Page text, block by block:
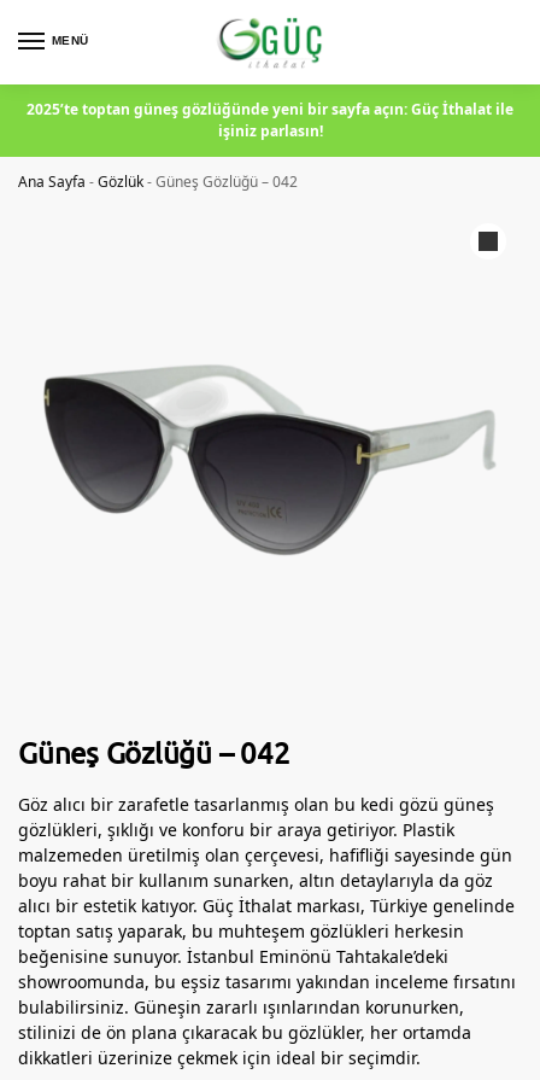
MENÜ
2025’te toptan güneş gözlüğünde yeni bir sayfa açın: Güç İthalat ile
işiniz parlasın!
Ana Sayfa -Gözlük-Güneş Gözlüğü – 042
Güneş Gözlüğü – 042
Göz alıcı bir zarafetle tasarlanmış olan bu kedi gözü güneş
gözlükleri, şıklığı ve konforu bir araya getiriyor. Plastik
malzemeden üretilmiş olan çerçevesi, hafifliği sayesinde gün
boyu rahat bir kullanım sunarken, altın detaylarıyla da göz
alıcı bir estetik katıyor. Güç İthalat markası, Türkiye genelinde
toptan satış yaparak, bu muhteşem gözlükleri herkesin
beğenisine sunuyor. İstanbul Eminönü Tahtakale’deki
showroomunda, bu eşsiz tasarımı yakından inceleme fırsatını
bulabilirsiniz. Güneşin zararlı ışınlarından korunurken,
stilinizi de ön plana çıkaracak bu gözlükler, her ortamda
dikkatleri üzerinize çekmek için ideal bir seçimdir.